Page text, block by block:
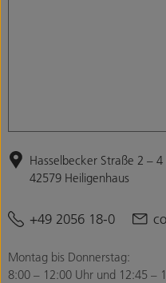
Hasselbecker Straße 2 – 4
42579 Heiligenhaus
+49 2056 18-0
Montag bis Donnerstag:
8:00 – 12:00 Uhr und 12:45 –